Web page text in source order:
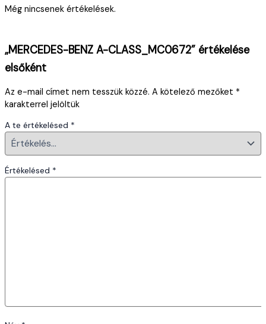
Még nincsenek értékelések.
„MERCEDES-BENZ A-CLASS_MC0672” értékelése
elsőként
Az e-mail címet nem tesszük közzé. A kötelező mezőket *
karakterrel jelöltük
A te értékelésed *
Értékelésed *